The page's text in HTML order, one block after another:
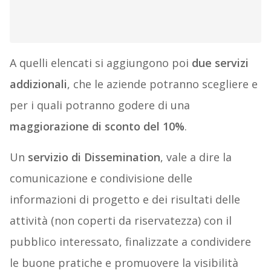
A quelli elencati si aggiungono poi due servizi
addizionali, che le aziende potranno scegliere e
per i quali potranno godere di una
maggiorazione di sconto del 10%.
Un servizio di Dissemination, vale a dire la
comunicazione e condivisione delle
informazioni di progetto e dei risultati delle
attività (non coperti da riservatezza) con il
pubblico interessato, finalizzate a condividere
le buone pratiche e promuovere la visibilità